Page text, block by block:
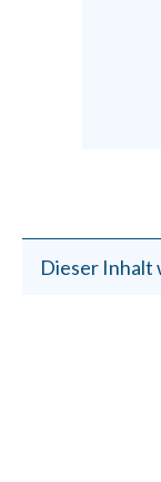
Dieser Inhalt